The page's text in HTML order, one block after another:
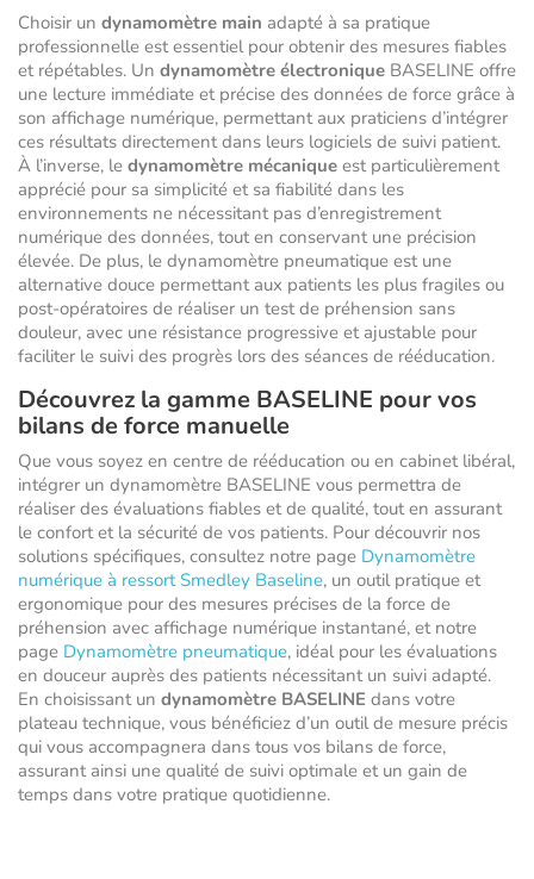
Choisir un dynamomètre main adapté à sa pratique
professionnelle est essentiel pour obtenir des mesures fiables
et répétables. Un dynamomètre électronique BASELINE offre
une lecture immédiate et précise des données de force grâce à
son affichage numérique, permettant aux praticiens d’intégrer
ces résultats directement dans leurs logiciels de suivi patient.
À l’inverse, le dynamomètre mécanique est particulièrement
apprécié pour sa simplicité et sa fiabilité dans les
environnements ne nécessitant pas d’enregistrement
numérique des données, tout en conservant une précision
élevée. De plus, le dynamomètre pneumatique est une
alternative douce permettant aux patients les plus fragiles ou
post-opératoires de réaliser un test de préhension sans
douleur, avec une résistance progressive et ajustable pour
faciliter le suivi des progrès lors des séances de rééducation.
Découvrez la gamme BASELINE pour vos
bilans de force manuelle
Que vous soyez en centre de rééducation ou en cabinet libéral,
intégrer un dynamomètre BASELINE vous permettra de
réaliser des évaluations fiables et de qualité, tout en assurant
le confort et la sécurité de vos patients. Pour découvrir nos
solutions spécifiques, consultez notre page Dynamomètre
numérique à ressort Smedley Baseline, un outil pratique et
ergonomique pour des mesures précises de la force de
préhension avec affichage numérique instantané, et notre
page Dynamomètre pneumatique, idéal pour les évaluations
en douceur auprès des patients nécessitant un suivi adapté.
En choisissant un dynamomètre BASELINE dans votre
plateau technique, vous bénéficiez d’un outil de mesure précis
qui vous accompagnera dans tous vos bilans de force,
assurant ainsi une qualité de suivi optimale et un gain de
temps dans votre pratique quotidienne.